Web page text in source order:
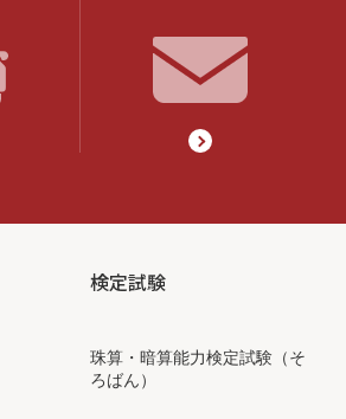
検定試験
珠算・暗算能力検定試験（そ
ろばん）